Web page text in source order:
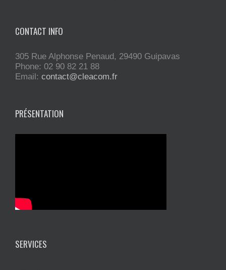
CONTACT INFO
305 Rue Alphonse Penaud, 29490 Guipavas
Phone: 02 90 82 21 88
Email: contact@cleacom.fr
PRÉSENTATION
SERVICES